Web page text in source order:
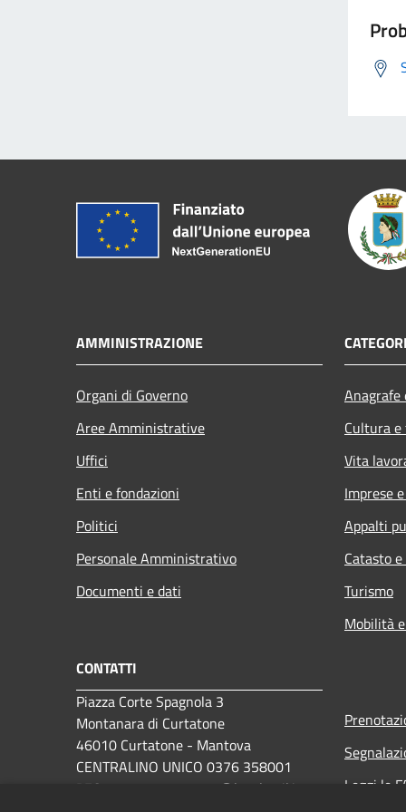
AMMINISTRAZIONE
Organi di Governo
Aree Amministrative
Uffici
Enti e fondazioni
Politici
Personale Amministrativo
Documenti e dati
Cultura
Vita
Imprese
Appalti
Catasto
Turismo
Mobilità
CONTATTI
Piazza Corte Spagnola 3
Montanara di Curtatone
46010 Curtatone - Mantova
CENTRALINO UNICO 0376 358001
PEC:
comune.curtatone@legalmail.it
Leggi le